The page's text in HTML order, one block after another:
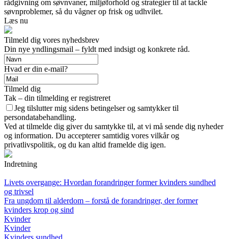
rådgivning om søvnvaner, miljøforhold og strategier til at tackle
søvnproblemer, så du vågner op frisk og udhvilet.
Læs nu
Tilmeld dig vores nyhedsbrev
Din nye yndlingsmail – fyldt med indsigt og konkrete råd.
Hvad er din e-mail?
Tilmeld dig
Tak – din tilmelding er registreret
Jeg tilslutter mig sidens betingelser og samtykker til
persondatabehandling.
Ved at tilmelde dig giver du samtykke til, at vi må sende dig nyheder
og information. Du accepterer samtidig vores vilkår og
privatlivspolitik, og du kan altid framelde dig igen.
Indretning
Livets overgange: Hvordan forandringer former kvinders sundhed
og trivsel
Fra ungdom til alderdom – forstå de forandringer, der former
kvinders krop og sind
Kvinder
Kvinder